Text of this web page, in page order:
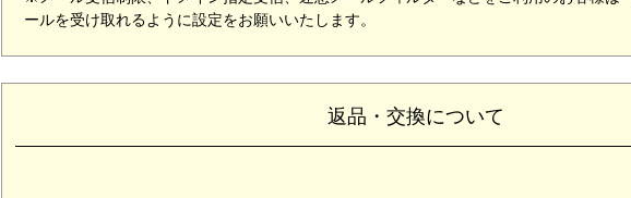
ールを受け取れるように設定をお願いいたします。
返品・交換について